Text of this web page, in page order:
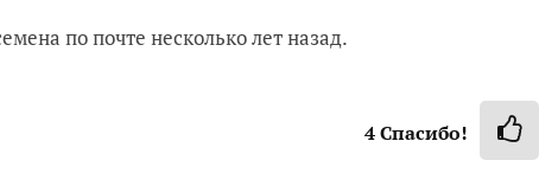
по почте несколько лет назад.
4Спасибо!